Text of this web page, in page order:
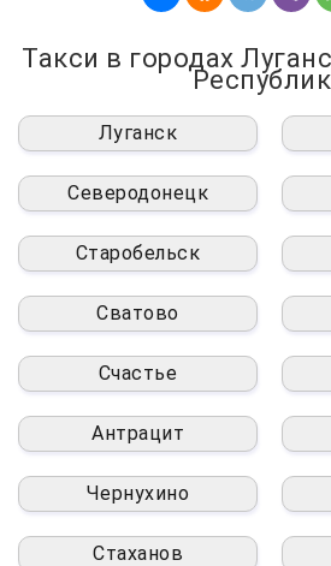
Такси в городах
Луганск
Северодонецк
Старобельск
Сватово
Счастье
Антрацит
Чернухино
Стаханов